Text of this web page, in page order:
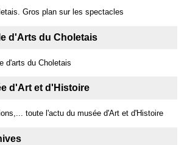
Gros plan sur les spectacles
d'Arts du Choletais
d'arts du Choletais
d'Art et d'Histoire
toute l'actu du musée d'Art et d'Histoire